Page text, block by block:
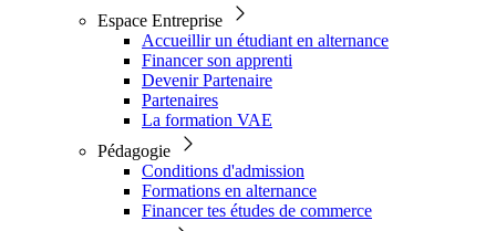
Espace Entreprise
Accueillir un étudiant en alternance
Financer son apprenti
Devenir Partenaire
Partenaires
La formation VAE
Pédagogie
Conditions d'admission
Formations en alternance
Financer tes études de commerce